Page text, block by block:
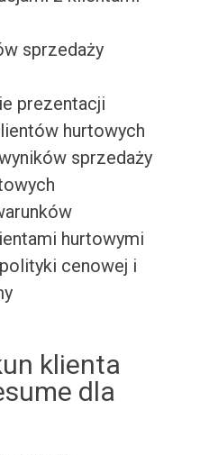
sprzedaży
prezentacji
hurtowych
sprzedaży
hurtowymi
cenowej i
klienta
dla